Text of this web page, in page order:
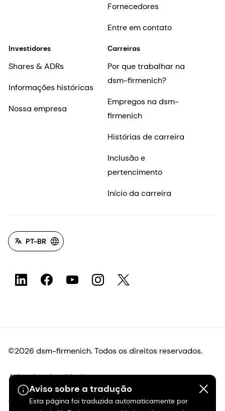
Aviso sobre a tradução
Esta página foi traduzida automaticamente por
Fornecedores
Entre em contato
Investidores
Shares & ADRs
Informações históricas
Nossa empresa
Carreiras
Por que trabalhar na
dsm-firmenich?
Empregos na dsm-
firmenich
Histórias de carreira
Inclusão e
pertencimento
Início da carreira
PT-BR
©2026 dsm-firmenich. Todos os direitos reservados.
Aviso de privacidade
Termos de uso